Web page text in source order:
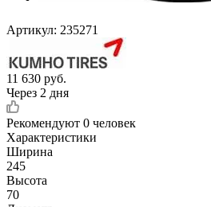
Артикул: 235271
11 630 руб.
Через 2 дня
Рекомендуют 0 человек
Характеристики
Ширина
245
Высота
70